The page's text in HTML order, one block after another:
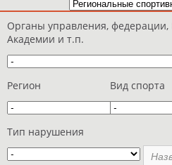
Органы управления,
Академии и т.п.
Регион Вид спорта
Тип нарушения